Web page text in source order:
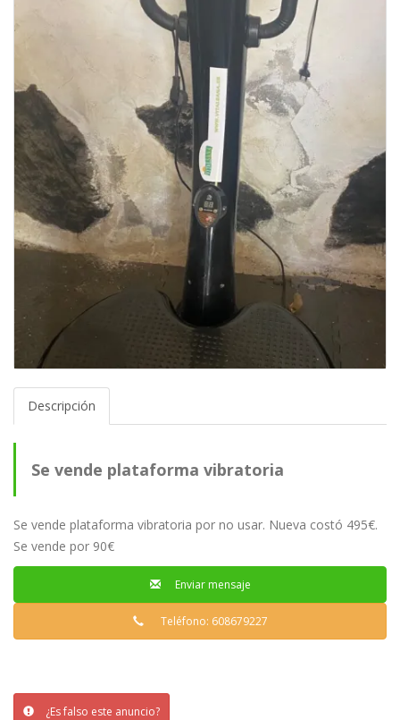
Descripción
Se vende plataforma vibratoria
Se vende plataforma vibratoria por no usar. Nueva costó 495€.
Se vende por 90€
Enviar mensaje
Teléfono: 608679227
¿Es falso este anuncio?